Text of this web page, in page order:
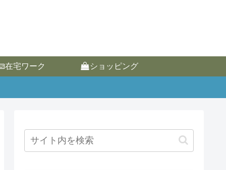
在宅ワーク ショッピング